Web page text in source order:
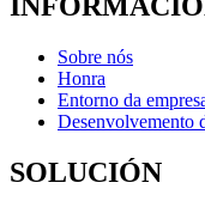
Sobre nós
Honra
Entorno da
Desenvolvemento
SOLUCIÓN